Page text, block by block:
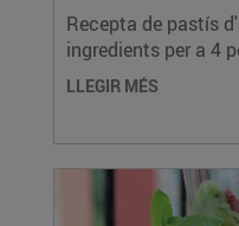
Recepta de pastís
ingredients per a 4
LLEGIR MÉS